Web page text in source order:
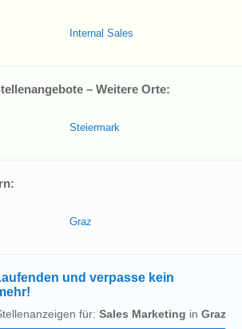
Internal Sales
– Weitere Orte:
Steiermark
Graz
und verpasse kein
für: Sales Marketing in Graz